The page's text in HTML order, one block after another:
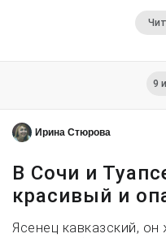
9
Ирина Стюрова
В Сочи и
красивый и
Ясенец кавказский,